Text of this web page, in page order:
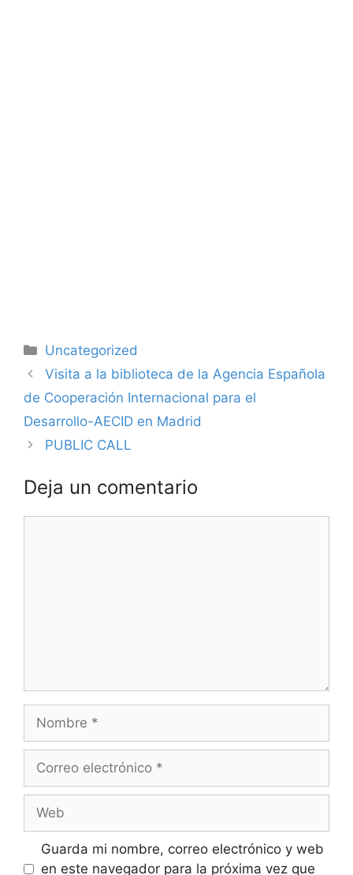
Categorías
Uncategorized
Visita a la biblioteca de la Agencia Española
de Cooperación Internacional para el
Desarrollo-AECID en Madrid
PUBLIC CALL
Deja un comentario
Nombre
Correo
Web
Guarda mi nombre, correo electrónico y web
en este navegador para la próxima vez que